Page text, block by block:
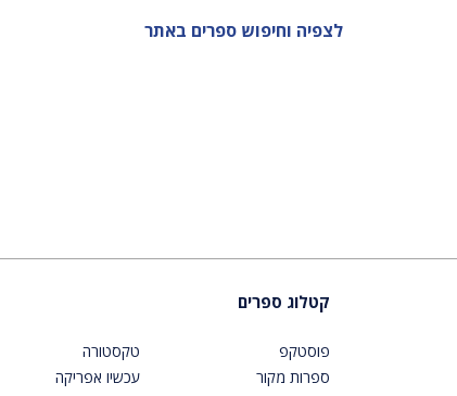
לצפיה וחיפוש ספרים באתר
קטלוג ספרים
פוסטקפ
ספרות מקור
טקסטורה
עכשיו אפריקה